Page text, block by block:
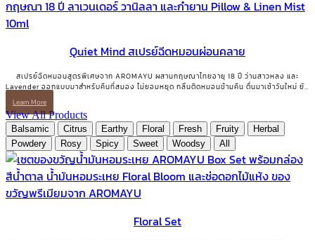
Quiet Mind สเปรย์ฉีดหมอนผ่อนคลาย
สเปรย์ฉีดหมอนสูตรพิเศษจาก AROMAYU ผสานกฤษณาไทยอายุ 18 ปี ว่านสาวหลง และ
Lavender ออกแบบมาสำหรับคืนที่สมอง ไม่ยอมหยุด กลิ่นติดหมอนข้ามคืน ตื่นมาเช้าวันใหม่ ยัง
ได้กลิ่นจางๆ อยู่ QUIET MIND Pillow & Linen Mist | สเปรย์ฉีดหมอนและผ้าปูที่นอน 10
Learn More
View All Products
Balsamic Citrus Earthy Floral Fresh Fruity
Herbal
Powdery
Rosy Spicy Sweet Woodsy All
Floral Set